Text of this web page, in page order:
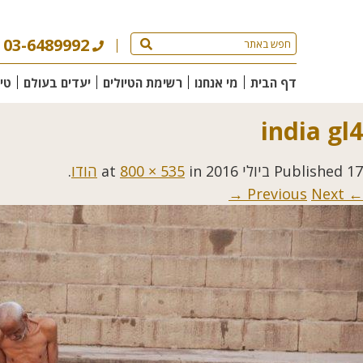
03-6489992
דף הבית מי אנחנו רשימת הטיולים יעדים בעולם
india gl4
Published 17 ביולי 2016 800 × 535 in הודו.
← Previous
Next →